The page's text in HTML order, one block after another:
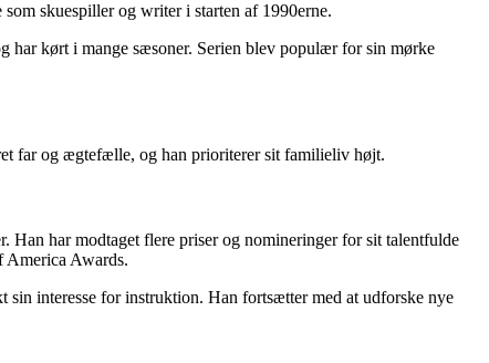
skuespiller og writer i starten af ​​1990erne.
har kørt i mange sæsoner. Serien blev populær for sin mørke
far og ægtefælle, og han prioriterer sit familieliv højt.
har modtaget flere priser og nomineringer for sit talentfulde
America Awards.
interesse for instruktion. Han fortsætter med at udforske nye